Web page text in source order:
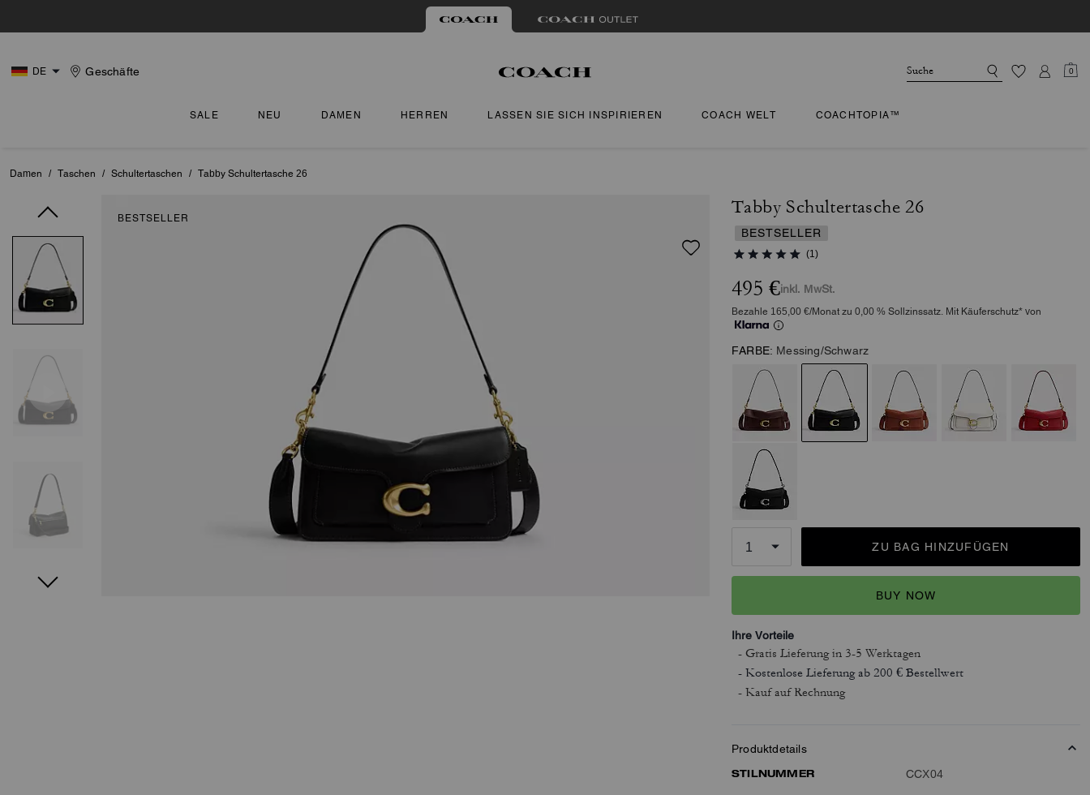
DE Geschäfte 0
SALE NEU DAMEN HERREN LASSEN SIE SICH INSPIRIEREN COACH WELT COACHTOPIA™
Damen / Taschen / Schultertaschen / Tabby Schultertasche 26
BESTSELLER
Tabby Schultertasche 26
BESTSELLER
(1)
495 €inkl. MwSt.
Bezahle 165,00 €/Monat zu 0,00 % Sollzinssatz. Mit Käuferschutz* von
FARBE: Messing/Schwarz
ZU BAG HINZUFÜGEN
BUY NOW
Ihre Vorteile
- Gratis Lieferungin 3-5 Werktagen
- Kostenlose Lieferung ab 200 € Bestellwert
- Kauf auf Rechnung
Produktdetails
STILNUMMER
CCX04